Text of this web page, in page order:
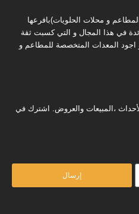
و محلات الحلويات)بافرعها
في هذا المجال و التي كسبت ثقة
اجود المعدات المتخصصة للمطاعم و
،المبيعات والعروض. اشترك في
إرسال